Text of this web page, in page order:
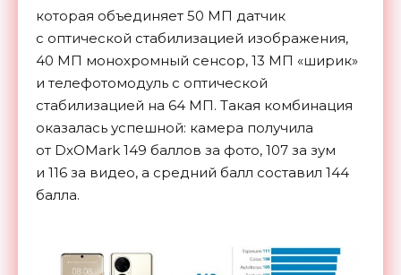
которая объединяет 50 МП датчик
с оптической стабилизацией изображения,
40 МП монохромный сенсор, 13 МП «ширик»
и телефотомодуль с оптической
стабилизацией на 64 МП. Такая комбинация
оказалась успешной: камера получила
от DxOMark 149 баллов за фото, 107 за зум
и 116 за видео, а средний балл составил 144
балла.